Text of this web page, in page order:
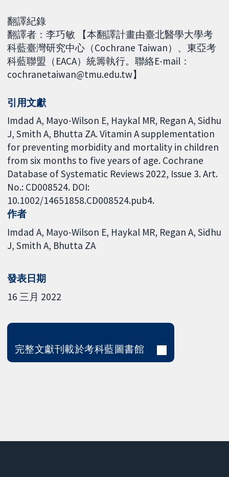
翻譯紀錄
翻譯者：李巧敏 【本翻譯計畫由臺北醫學大學考
科藍臺灣研究中心（Cochrane Taiwan）、東亞考
科藍聯盟（EACA）統籌執行。聯絡E-mail：
cochranetaiwan@tmu.edu.tw】
引用文獻
Imdad A, Mayo-Wilson E, Haykal MR, Regan A, Sidhu
J, Smith A, Bhutta ZA. Vitamin A supplementation
for preventing morbidity and mortality in children
from six months to five years of age. Cochrane
Database of Systematic Reviews 2022, Issue 3. Art.
No.: CD008524. DOI:
10.1002/14651858.CD008524.pub4.
作者
Imdad A Mayo-Wilson E Haykal MR Regan A Sidhu
J Smith A Bhutta ZA
發表日期
16 三月 2022
完整文獻刊載於考科藍圖書館